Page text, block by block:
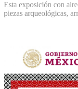
Esta exposición con
piezas arqueológicas,